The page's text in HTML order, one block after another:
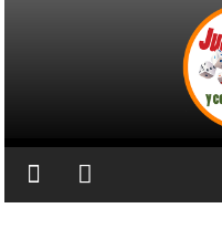
Juegos
Juguetes